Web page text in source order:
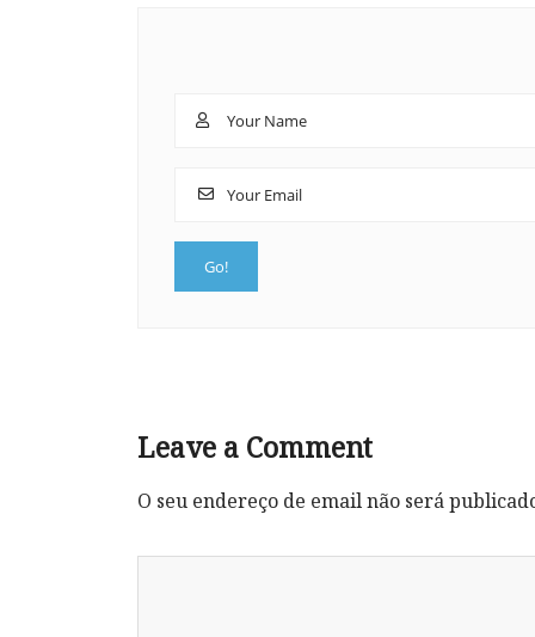
Leave a Comment
O seu endereço de email não será